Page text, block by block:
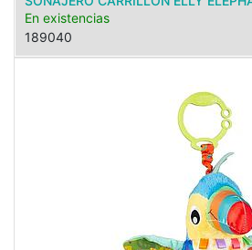
En existencias
189040